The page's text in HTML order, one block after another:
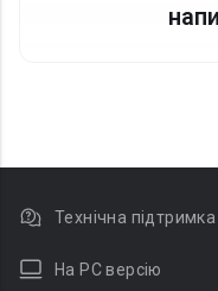
Технічна підтримка
На PC версію